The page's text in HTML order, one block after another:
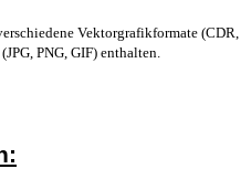
Vektorgrafikformate (CDR,
PNG, GIF) enthalten.